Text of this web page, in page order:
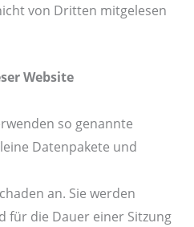
von Dritten mitgelesen
Website
so genannte
Datenpakete und
an. Sie werden
für die Dauer einer Sitzung